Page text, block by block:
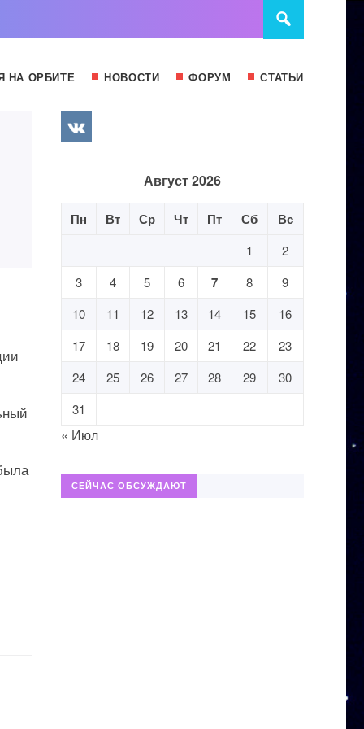
НА ОРБИТЕ НОВОСТИ ФОРУМ СТАТЬИ
Август 2026
Пн Вт Ср Чт Пт Сб Вс
1
2
3
4 5 6 7 8
9
10
11 12 13 14 15
16
17
18 19 20 21 22
23
24
25 26 27 28 29
30
31
« Июл
СЕЙЧАС ОБСУЖДАЮТ